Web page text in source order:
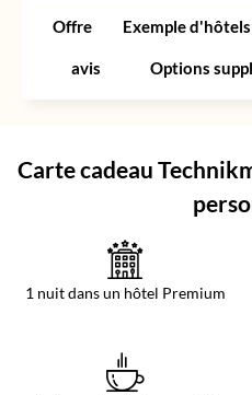
Offre Exemple d'hôtels
avis Options
Carte cadeau
1 nuit dans un hôtel Premium